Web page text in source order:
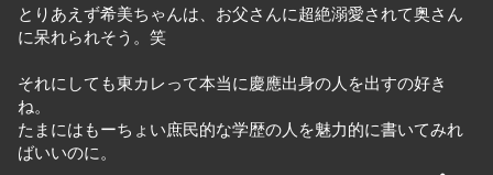
とりあえず希美ちゃんは、お父さんに超絶溺愛されて奥さん
に呆れられそう。笑
それにしても東カレって本当に慶應出身の人を出すの好き
ね。
たまにはもーちょい庶民的な学歴の人を魅力的に書いてみれ
ばいいのに。